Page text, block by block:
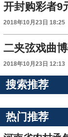
开封购彩者9
2018年10月23日 18:25
二夹弦戏曲
2018年10月23日 12:13
搜索推荐
热门推荐